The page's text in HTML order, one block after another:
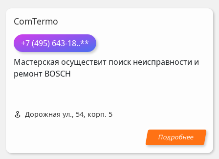
ComTermo
+7 (495) 643-18..**
Мастерская осуществит поиск неисправности и
ремонт BOSCH
Дорожная ул., 54, корп. 5